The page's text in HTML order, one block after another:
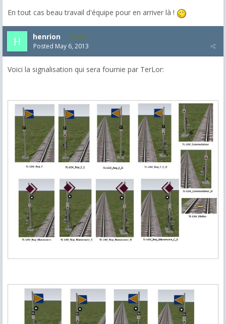
En tout cas beau travail d'équipe pour en arriver là !
henrion 101
Posted May 6, 2013
Voici la signalisation qui sera fournie par TerLor: